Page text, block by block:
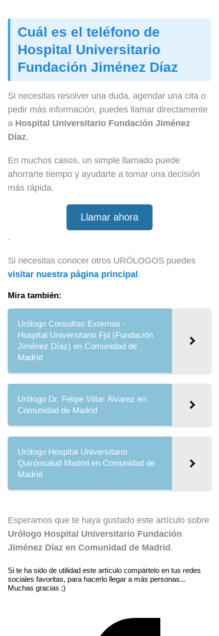
Cuál es el teléfono de
Hospital Universitario
Fundación Jiménez Díaz
Si necesitas resolver una duda, agendar una cita o
pedir más información, puedes llamar directamente
a Hospital Universitario Fundación Jiménez
Díaz.
En muchos casos, un simple llamado puede
ahorrarte tiempo y ayudarte a tomar una decisión
más rápida.
Llamar ahora
.
Si necesitas conocer otros URÓLOGOS puedes
visitar nuestra página principal .
Mira también:
Urólogo Consultas Externas -
Hospital Universitario Fjd (Fundación
Jiménez Díaz) en Comunidad de
Madrid
Urólogo Dr. Felipe Villar Álvarez en
Comunidad de Madrid
Urólogo Hospital Universitario
Quirónsalud Madrid en Comunidad de
Madrid
Esperamos que te haya gustado este artículo sobre
Urólogo Hospital Universitario Fundación
Jiménez Díaz en Comunidad de Madrid .
Si te ha sido de utilidad este artículo compártelo en tus redes
sociales favoritas, para hacerlo llegar a más personas...
Muchas gracias ;)